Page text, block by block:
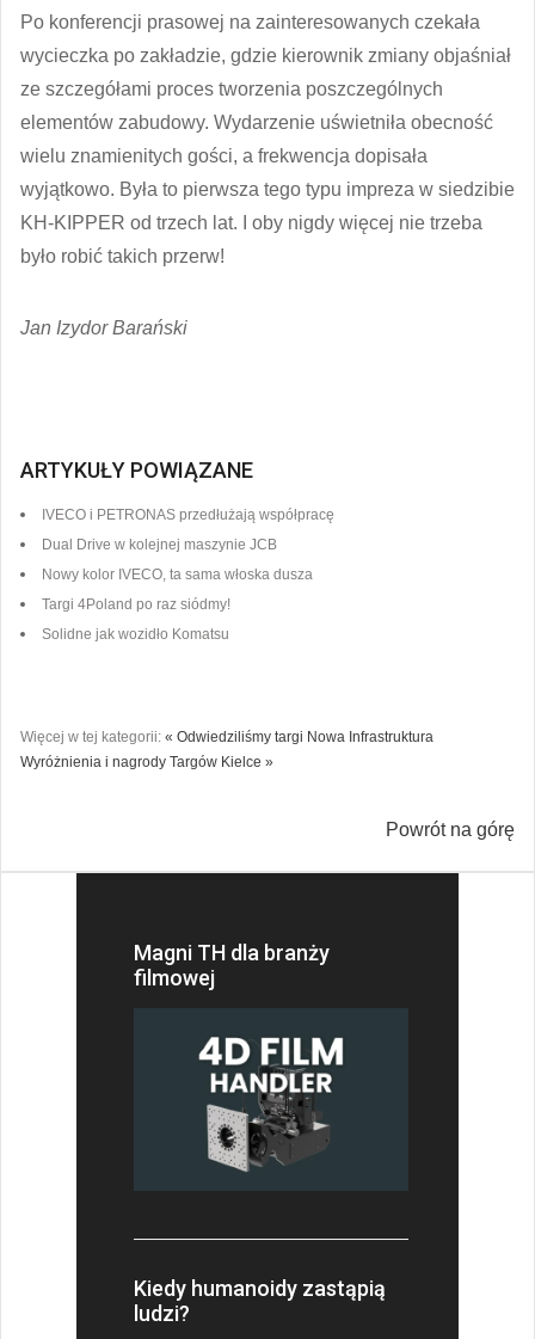
Po konferencji prasowej na zainteresowanych czekała
wycieczka po zakładzie, gdzie kierownik zmiany objaśniał
ze szczegółami proces tworzenia poszczególnych
elementów zabudowy. Wydarzenie uświetniła obecność
wielu znamienitych gości, a frekwencja dopisała
wyjątkowo. Była to pierwsza tego typu impreza w siedzibie
KH-KIPPER od trzech lat. I oby nigdy więcej nie trzeba
było robić takich przerw!
Jan Izydor Barański
ARTYKUŁY POWIĄZANE
IVECO i PETRONAS przedłużają współpracę
Dual Drive w kolejnej maszynie JCB
Nowy kolor IVECO, ta sama włoska dusza
Targi 4Poland po raz siódmy!
Solidne jak wozidło Komatsu
Więcej w tej kategorii: « Odwiedziliśmy targi Nowa Infrastruktura
Wyróżnienia i nagrody Targów Kielce »
Powrót na górę
Magni TH dla branży
filmowej
Kiedy humanoidy zastąpią
ludzi?